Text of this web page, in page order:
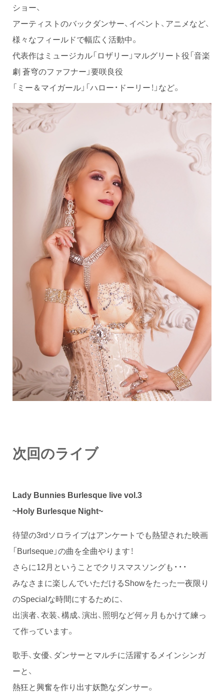
ショー、
アーティストのバックダンサー、イベント、アニメなど、
様々なフィールドで幅広く活動中。
代表作はミュージカル「ロザリー」マルグリート役「音楽
劇 蒼穹のファフナー」要咲良役
「ミー＆マイガール」「ハロー・ドーリー！」など。
次回のライブ
Lady Bunnies Burlesque live vol.3
~Holy Burlesque Night~
待望の3rdソロライブはアンケートでも熱望された映画
「Burlseque」の曲を全曲やります！
さらに12月ということでクリスマスソングも・・・
みなさまに楽しんでいただけるShowをたった一夜限り
のSpecialな時間にするために、
出演者、衣装、構成、演出、照明など何ヶ月もかけて練っ
て作っています。
歌手、女優、ダンサーとマルチに活躍するメインシンガ
ーと、
熱狂と興奮を作り出す妖艶なダンサー。